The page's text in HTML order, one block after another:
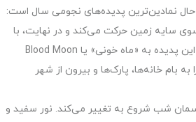
و در عین حال نمادین‌ترین پدیده‌های نجومی سال است:
سایه زمین حرکت می‌کند و در نهایت، با
پوشیده شدن از سایه سیاره ما، رنگ نارنجی تیره و قرمز خونی خواهد گرفت. این پدیده به «ماه خونی» یا Blood Moon
بام خانه‌ها، پارک‌ها و بیرون از شهر
شود، آسمان شب شروع به تغییر می‌کند. نور سفید و